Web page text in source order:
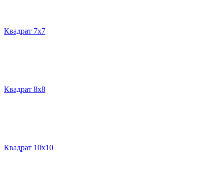
Квадрат 7х7
Квадрат 8х8
Квадрат 10х10